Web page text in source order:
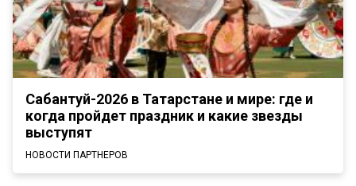
Сабантуй-2026 в Татарстане и мире: где и
когда пройдет праздник и какие звезды
выступят
НОВОСТИ ПАРТНЕРОВ